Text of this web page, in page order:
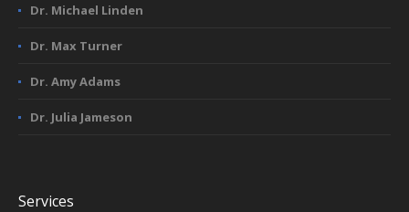
Dr. Michael Linden
Dr. Max Turner
Dr. Amy Adams
Dr. Julia Jameson
Services